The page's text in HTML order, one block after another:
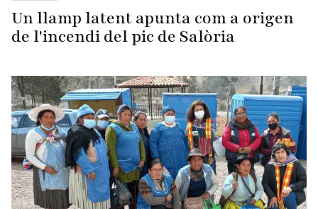
Un llamp latent apunta com a origen
de l'incendi del pic de Salòria